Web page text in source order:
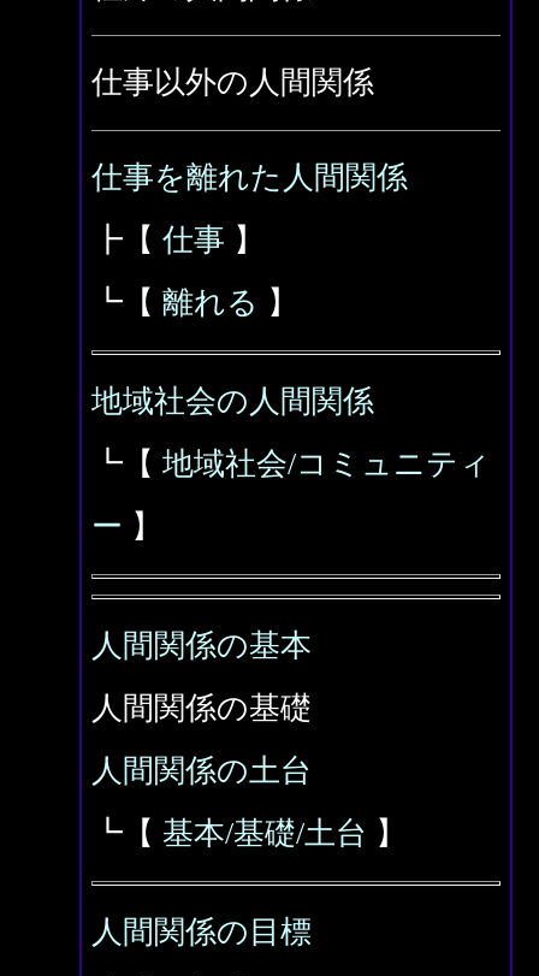
仕事以外の人間関係
仕事を離れた人間関係
┣【 仕事 】
┗【 離れる 】
地域社会の人間関係
┗【 地域社会/コミュニティ
ー 】
人間関係の基本
人間関係の基礎
人間関係の土台
┗【 基本/基礎/土台 】
人間関係の目標